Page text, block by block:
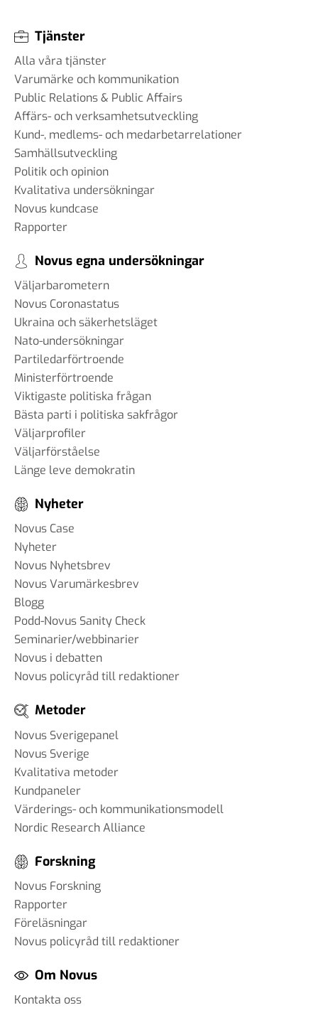
Tjänster
Alla våra tjänster
Varumärke och kommunikation
Public Relations & Public Affairs
Affärs- och verksamhetsutveckling
Kund-, medlems- och medarbetarrelationer
Samhällsutveckling
Politik och opinion
Kvalitativa undersökningar
Novus kundcase
Rapporter
Novus egna undersökningar
Väljarbarometern
Novus Coronastatus
Ukraina och säkerhetsläget
Nato-undersökningar
Partiledarförtroende
Ministerförtroende
Viktigaste politiska frågan
Bästa parti i politiska sakfrågor
Väljarprofiler
Väljarförståelse
Länge leve demokratin
Nyheter
Novus Case
Nyheter
Novus Nyhetsbrev
Novus Varumärkesbrev
Blogg
Podd-Novus Sanity Check
Seminarier/webbinarier
Novus i debatten
Novus policyråd till redaktioner
Metoder
Novus Sverigepanel
Novus Sverige
Kvalitativa metoder
Kundpaneler
Värderings- och kommunikationsmodell
Nordic Research Alliance
Forskning
Novus Forskning
Rapporter
Föreläsningar
Novus policyråd till redaktioner
Om Novus
Kontakta oss